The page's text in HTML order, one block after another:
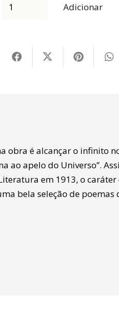
Adicionar
obra é alcançar o infinito
ao apelo do Universo”.
em 1913, o
bela seleção de poemas